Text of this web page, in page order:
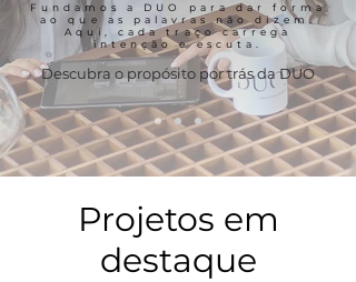
Fundamos a DUO para dar forma
ao que as palavras não dizem.
Aqui, cada traço carrega
intenção e escuta.
Descubra o propósito por trás da DUO
Projetos em
destaque